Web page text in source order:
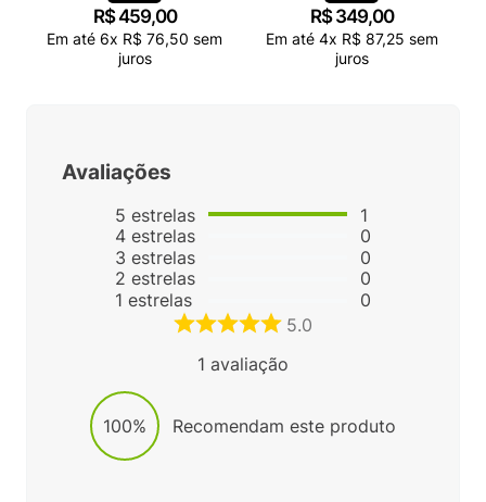
R$459,00
Em até 6x R$ 76,50 sem
juros
R$ 349,00
Em até 4x R$ 87,25 sem
juros
Avaliações
5 estrelas
4 estrelas
3 estrelas
2 estrelas
1 estrelas
1
0
0
0
0
5.0
1 avaliação
100% Recomendam este produto